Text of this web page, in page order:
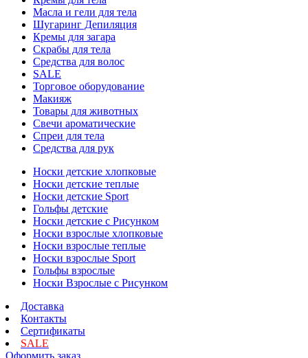
Масла и гели для тела
Шугаринг Депиляция
Кремы для загара
Скрабы для тела
Средства для волос
SALE
Торговое оборудование
Макияж
Товары для животных
Свечи ароматические
Спреи для тела
Средства для рук
Носки детские хлопковые
Носки детские теплые
Носки детские Sport
Гольфы детские
Носки детские с Рисунком
Носки взрослые хлопковые
Носки взрослые теплые
Носки взрослые Sport
Гольфы взрослые
Носки Взрослые с Рисунком
Доставка
Контакты
Сертификаты
SALE
Оформить заказ